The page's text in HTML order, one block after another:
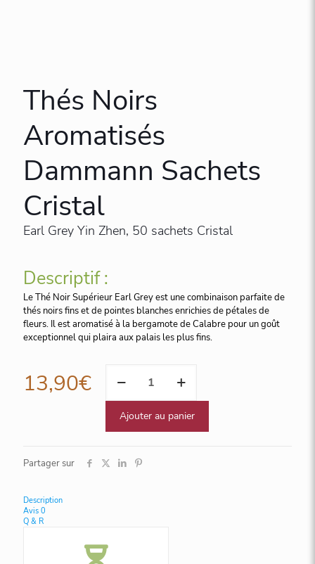
Thés Noirs
Aromatisés
Dammann Sachets
Cristal
Earl Grey Yin Zhen, 50 sachets Cristal
Descriptif :
Le Thé Noir Supérieur Earl Grey est une combinaison parfaite de
thés noirs fins et de pointes blanches enrichies de pétales de
fleurs. Il est aromatisé à la bergamote de Calabre pour un goût
exceptionnel qui plaira aux palais les plus fins.
13,90€
Grey
sachets
Ajouter au panier
Partager sur
Description
Avis 0
Q & R